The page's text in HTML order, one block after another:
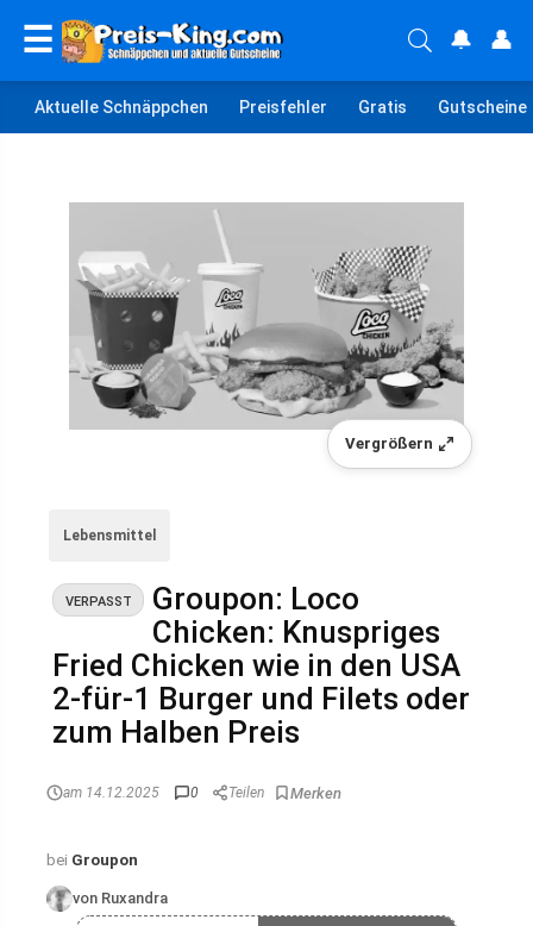
☰ 🔔 👤
Aktuelle Schnäppchen Preisfehler Gratis Gutscheine
Vergrößern
Lebensmittel
VERPASST
Groupon: Loco
Chicken: Knuspriges
Fried Chicken wie in den USA
2-für-1 Burger und Filets oder
zum Halben Preis
am 14.12.2025 0 Teilen
bei Groupon
von Ruxandra